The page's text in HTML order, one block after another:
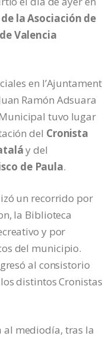
la Asociación de
Valencia
en l’Ajuntament
Ramón Adsuara
tuvo lugar
del Cronista
y del
de Paula.
un recorrido por
la Biblioteca
y por
del municipio.
al consistorio
distintos Cronistas
al mediodía, tras la